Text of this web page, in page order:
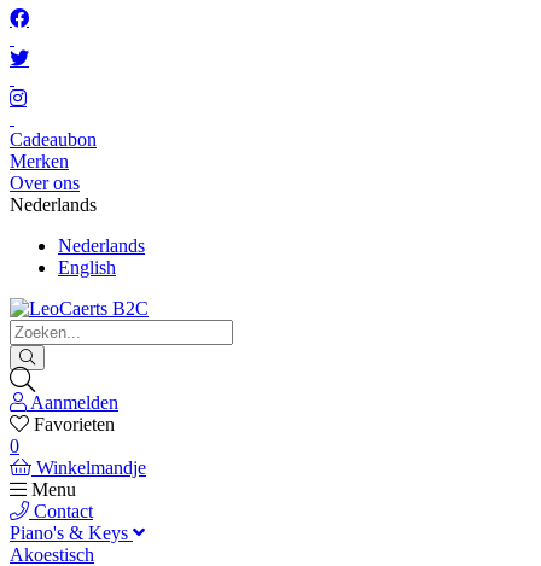
Cadeaubon
Merken
Over ons
Nederlands
Nederlands
English
Aanmelden
Favorieten
0
Winkelmandje
Menu
Contact
Piano's & Keys
Akoestisch